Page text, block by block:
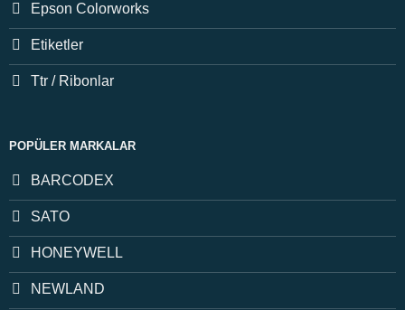
Epson Colorworks
Etiketler
Ttr / Ribonlar
POPÜLER MARKALAR
BARCODEX
SATO
HONEYWELL
NEWLAND